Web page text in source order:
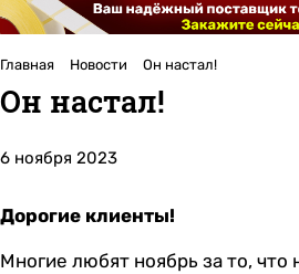
Главная Новости Он настал!
Он настал!
6 ноября 2023
Дорогие клиенты!
Многие любят ноябрь за то, что